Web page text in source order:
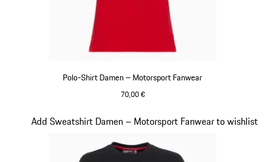
Polo-Shirt Damen – Motorsport Fanwear
70,00 €
Add Sweatshirt Damen – Motorsport Fanwear to wishlist
Slide 19 von 20